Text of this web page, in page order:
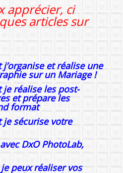
apprécier, ci
articles sur
et réalise une
sur un Mariage !
je réalise les post-
et prépare les
format
je sécurise votre
DxO PhotoLab,
peux réaliser vos